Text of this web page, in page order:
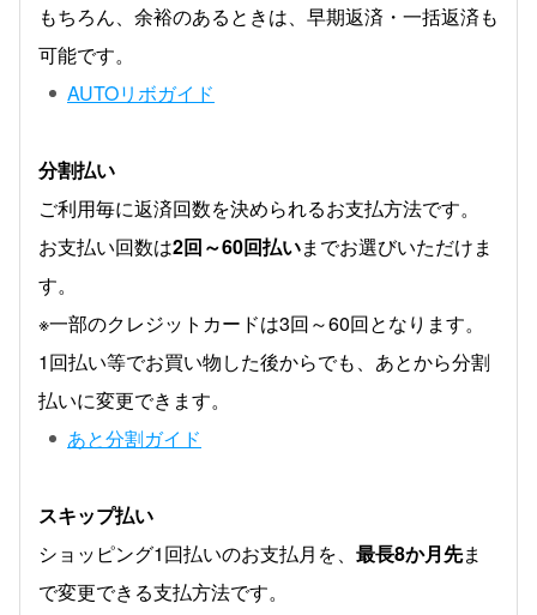
もちろん、余裕のあるときは、早期返済・一括返済も
可能です。
AUTOリボガイド
分割払い
ご利用毎に返済回数を決められるお支払方法です。
お支払い回数は2回～60回払いまでお選びいただけま
す。
※一部のクレジットカードは3回～60回となります。
1回払い等でお買い物した後からでも、あとから分割
払いに変更できます。
あと分割ガイド
スキップ払い
ショッピング1回払いのお支払月を、 最長8か月先ま
で変更できる支払方法です。